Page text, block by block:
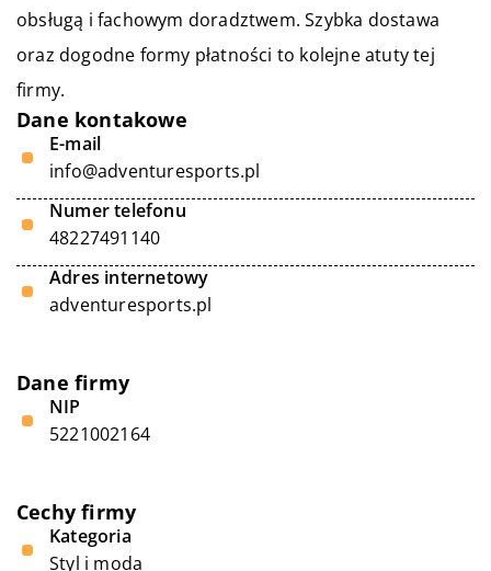
obsługą i fachowym doradztwem. Szybka dostawa
oraz dogodne formy płatności to kolejne atuty tej
firmy.
Dane kontakowe
E-mail
info@adventuresports.pl
Numer telefonu
48227491140
Adres internetowy
adventuresports.pl
Dane firmy
NIP
5221002164
Cechy firmy
Kategoria
Styl i moda